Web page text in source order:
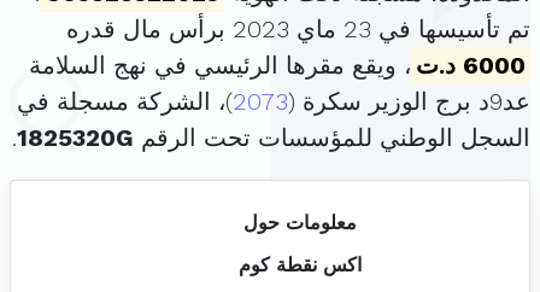
تم تأسيسها في 23 ماي 2023 برأس مال قدره
6000 د.ت
، ويقع مقرها الرئيسي في نهج السلامة
عد9د برج الوزير سكرة (
2073)، الشركة مسجلة في
السجل الوطني للمؤسسات تحت الرقم 1825320G
.
معلومات حول
اكس نقطة كوم